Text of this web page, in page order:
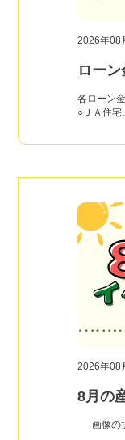
2026年08
ロー
各ローン
○ＪＡ住
2026年08
8月の
画像の